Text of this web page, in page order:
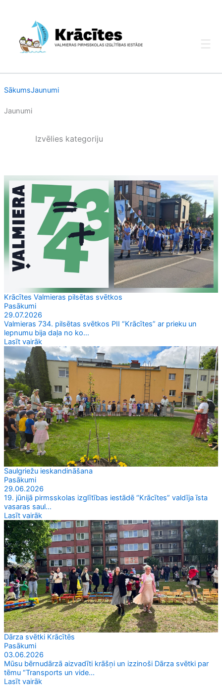
SākumsJaunumi
Jaunumi
Izvēlies kategoriju
Krācītes Valmieras pilsētas svētkos
Pasākumi
29.07.2026
Valmieras 734. pilsētas svētkos PII “Krācītes” ar prieku un
lepnumu bija daļa no ko...
Lasīt vairāk
Saulgriežu ieskandināšana
Pasākumi
29.06.2026
19. jūnijā pirmsskolas izglītības iestādē “Krācītes” valdīja īsta
vasaras saul...
Lasīt vairāk
Dārza svētki Krācītēs
Pasākumi
03.06.2026
Mūsu bērnudārzā aizvadīti krāšņi un izzinoši Dārza svētki par
tēmu “Transports un vide...
Lasīt vairāk